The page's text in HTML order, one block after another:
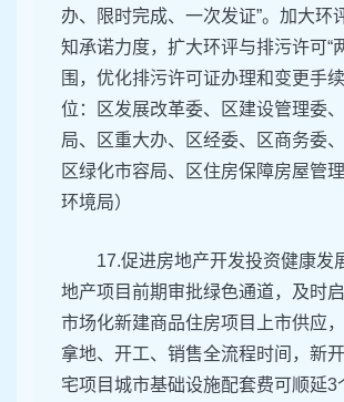
办、限时完成、一次发证”。加大环
知承诺力度，扩大环评与排污许可“
围，优化排污许可证办理和变更手
位：区发展改革委、区建设管理委
局、区重大办、区经委、区商务委、
区绿化市容局、区住房保障房屋管
环境局）
17.促进房地产开发投资健康发
地产项目前期审批绿色通道，及时
市场化新建商品住房项目上市供应
拿地、开工、销售全流程时间，新
宅项目城市基础设施配套费可顺延3